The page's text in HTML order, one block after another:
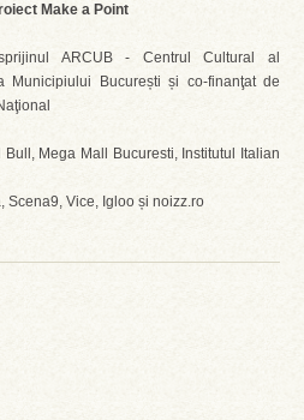
Make a Point
ARCUB - Centrul Cultural al
Municipiului București și co-finanţat de
Mega Mall Bucuresti, Institutul Italian
Scena9, Vice, Igloo și noizz.ro